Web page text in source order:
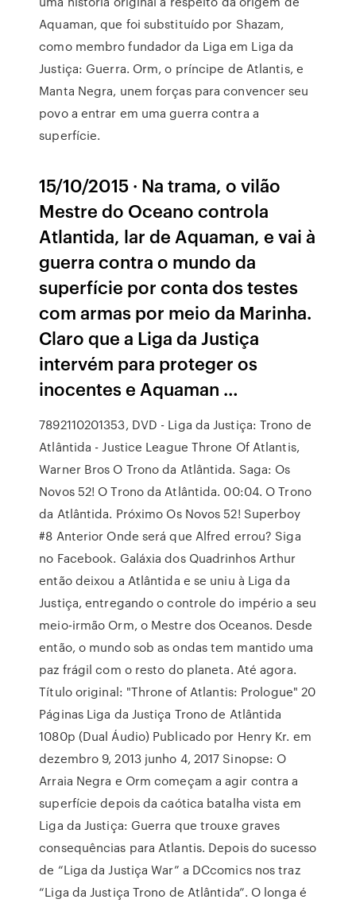
Aquaman, que foi substituído por Shazam,
como membro fundador da Liga em Liga da
Justiça: Guerra. Orm, o príncipe de Atlantis, e
Manta Negra, unem forças para convencer seu
povo a entrar em uma guerra contra a
superfície.
15/10/2015 · Na trama, o vilão
Mestre do Oceano controla
Atlantida, lar de Aquaman, e vai à
guerra contra o mundo da
superfície por conta dos testes
com armas por meio da Marinha.
Claro que a Liga da Justiça
intervém para proteger os
inocentes e Aquaman …
7892110201353, DVD - Liga da Justiça: Trono de
Atlântida - Justice League Throne Of Atlantis,
Warner Bros O Trono da Atlântida. Saga: Os
Novos 52! O Trono da Atlântida. 00:04. O Trono
da Atlântida. Próximo Os Novos 52! Superboy
#8 Anterior Onde será que Alfred errou? Siga
no Facebook. Galáxia dos Quadrinhos Arthur
então deixou a Atlântida e se uniu à Liga da
Justiça, entregando o controle do império a seu
meio-irmão Orm, o Mestre dos Oceanos. Desde
então, o mundo sob as ondas tem mantido uma
paz frágil com o resto do planeta. Até agora.
Título original: "Throne of Atlantis: Prologue" 20
Páginas Liga da Justiça Trono de Atlântida
1080p (Dual Áudio) Publicado por Henry Kr. em
dezembro 9, 2013 junho 4, 2017 Sinopse: O
Arraia Negra e Orm começam a agir contra a
superfície depois da caótica batalha vista em
Liga da Justiça: Guerra que trouxe graves
consequências para Atlantis. Depois do sucesso
de “Liga da Justiça War” a DCcomics nos traz
“Liga da Justiça Trono de Atlântida”. O longa é